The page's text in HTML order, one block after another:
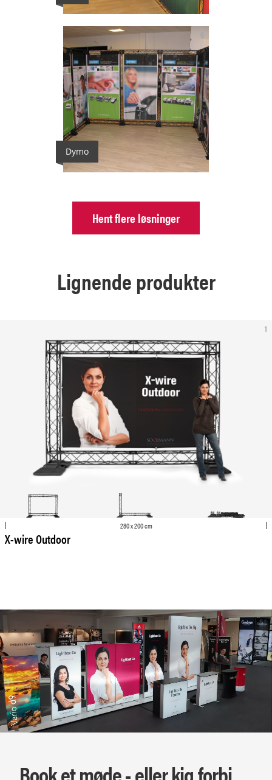
6
Dymo
Hent flere løsninger
Lignende produkter
1
280 x 200 cm
X-wire Outdoor